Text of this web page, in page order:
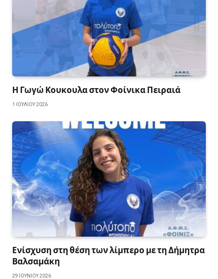
Η Γωγώ Κουκουλα στον Φοίνικα Πειραιά
1 ΙΟΥΛΊΟΥ 2026
Ενίσχυση στη θέση των λίμπερο με τη Δήμητρα
Βαλσαμάκη
29 ΙΟΥΝΊΟΥ 2026